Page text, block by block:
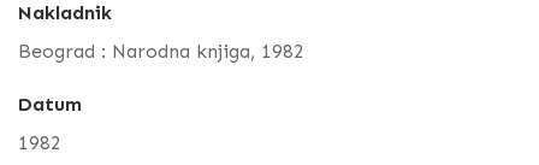
Nakladnik
Beograd : Narodna knjiga, 1982
Datum
1982